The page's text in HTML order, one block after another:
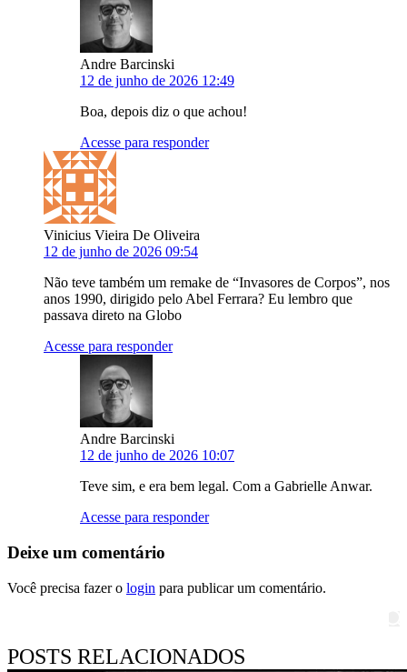
Andre Barcinski
12 de junho de 2026 12:49
Boa, depois diz o que achou!
Acesse para responder
Vinicius Vieira De Oliveira
12 de junho de 2026 09:54
Não teve também um remake de “Invasores de Corpos”, nos
anos 1990, dirigido pelo Abel Ferrara? Eu lembro que
passava direto na Globo
Acesse para responder
Andre Barcinski
12 de junho de 2026 10:07
Teve sim, e era bem legal. Com a Gabrielle Anwar.
Acesse para responder
Deixe um comentário
Você precisa fazer o login para publicar um comentário.
POSTS RELACIONADOS